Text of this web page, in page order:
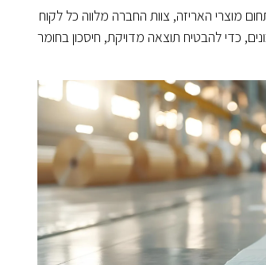
של למעלה מ־30 שנה בתחום מוצרי האריזה, צוות החברה מלווה כל לקוח
כדי להבטיח תוצאה מדויקת, חיסכון בחומר